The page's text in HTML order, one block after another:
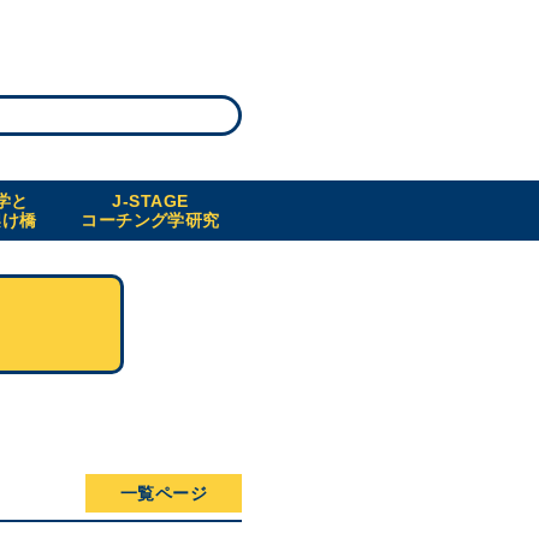
と
橋
J-STAGE
コーチング学研究
一覧ページ